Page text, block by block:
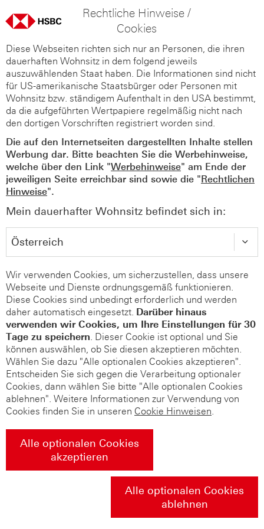
Rechtliche Hinweise /
Cookies
Diese Webseiten richten sich nur an Personen, die ihren
dauerhaften Wohnsitz in dem folgend jeweils
auszuwählenden Staat haben. Die Informationen sind nicht
für US-amerikanische Staatsbürger oder Personen mit
Wohnsitz bzw. ständigem Aufenthalt in den USA bestimmt,
da die aufgeführten Wertpapiere regelmäßig nicht nach
den dortigen Vorschriften registriert worden sind.
Die auf den Internetseiten dargestellten Inhalte stellen
Werbung dar. Bitte beachten Sie die Werbehinweise,
welche über den Link "Werbehinweise" am Ende der
jeweiligen Seite erreichbar sind sowie die "Rechtlichen
Hinweise".
Mein dauerhafter Wohnsitz befindet sich in:
Wir verwenden Cookies, um sicherzustellen, dass unsere
Webseite und Dienste ordnungsgemäß funktionieren.
Diese Cookies sind unbedingt erforderlich und werden
daher automatisch eingesetzt. Darüber hinaus
verwenden wir Cookies, um Ihre Einstellungen für 30
Tage zu speichern. Dieser Cookie ist optional und Sie
können auswählen, ob Sie diesen akzeptieren möchten.
Wählen Sie dazu "Alle optionalen Cookies akzeptieren".
Entscheiden Sie sich gegen die Verarbeitung optionaler
Cookies, dann wählen Sie bitte "Alle optionalen Cookies
ablehnen". Weitere Informationen zur Verwendung von
Cookies finden Sie in unseren Cookie Hinweisen.
Alle optionalen Cookies
akzeptieren
Alle optionalen Cookies
ablehnen